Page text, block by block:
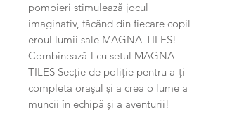
pompieri stimulează jocul
imaginativ, făcând din fiecare copil
eroul lumii sale MAGNA-TILES!
Combinează-l cu setul MAGNA-
TILES Secție de poliție pentru a-ți
completa orașul și a crea o lume a
muncii în echipă și a aventurii!